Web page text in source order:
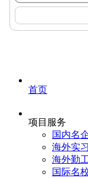
首页
项目服务
国内名
海外实习
海外勤
国际名